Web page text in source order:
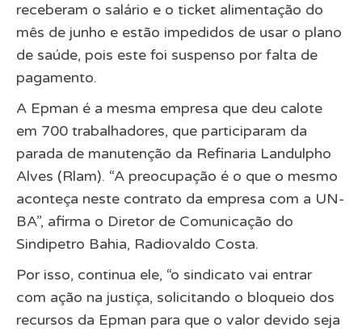
receberam o salário e o ticket alimentação do
mês de junho e estão impedidos de usar o plano
de saúde, pois este foi suspenso por falta de
pagamento.
A Epman é a mesma empresa que deu calote
em 700 trabalhadores, que participaram da
parada de manutenção da Refinaria Landulpho
Alves (Rlam). “A preocupação é o que o mesmo
aconteça neste contrato da empresa com a UN-
BA”, afirma o Diretor de Comunicação do
Sindipetro Bahia, Radiovaldo Costa.
Por isso, continua ele, “o sindicato vai entrar
com ação na justiça, solicitando o bloqueio dos
recursos da Epman para que o valor devido seja